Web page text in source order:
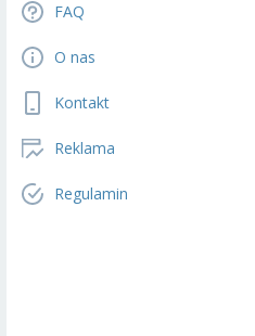
FAQ
O nas
Kontakt
Reklama
Regulamin